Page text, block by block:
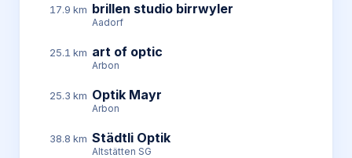
17.9 km brillen studio birrwyler
Aadorf
25.1 km art of optic
Arbon
25.3 km Optik Mayr
Arbon
38.8 km Städtli Optik
Altstätten SG